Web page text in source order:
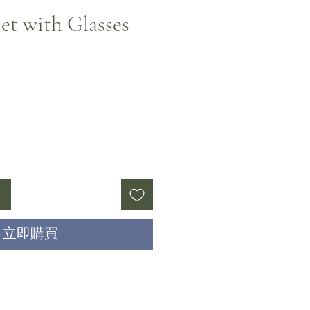
with Glasses
立即購買